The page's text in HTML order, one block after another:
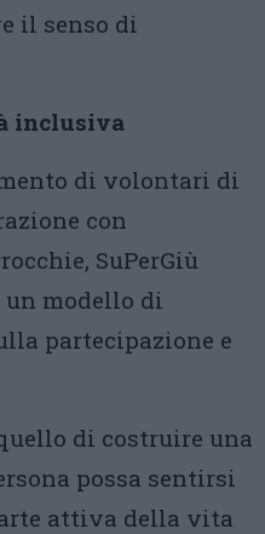
il senso di
inclusiva
di volontari di
con
SuPerGiù
modello di
partecipazione e
di costruire una
possa sentirsi
attiva della vita